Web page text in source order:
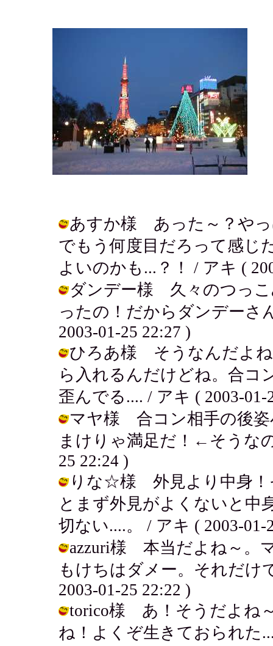
あすか様 あった～？やっ
でもう何度目だろって感じ
よいのかも...？！ / アキ (
ダンデー様 久々のつっこ
ったの！だからダンデーさ
2003-01-25 22:27 )
ひろあ様 そうなんだよね
ら入れるんだけどね。合コ
歪んでる.... / アキ ( 2003-01-
マヤ様 合コン相手の後姿
まけりゃ満足だ！←そうな
25 22:24 )
りな☆様 外見より中身！
とまず外見がよくないと中
切ない....。 / アキ ( 2003-01-
azzuri様 本当だよね～。
もけちはダメー。それだけ
2003-01-25 22:22 )
torico様 あ！そうだよね
ね！よくぞ生きておられた